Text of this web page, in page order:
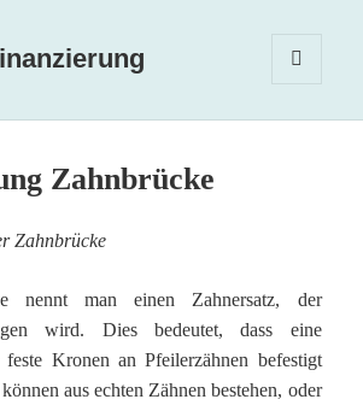
WIDGETS
Zahnbrücke
Zahnbrücke
nennt man einen Zahnersatz, der
wird. Dies bedeutet, dass eine
Kronen an Pfeilerzähnen befestigt
aus echten Zähnen bestehen, oder